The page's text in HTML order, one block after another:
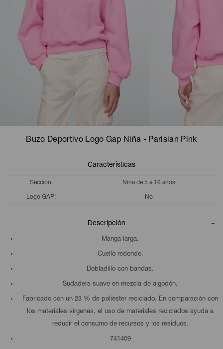
Buzo Deportivo Logo Gap Niña - Parisian Pink
Características
Sección Niña de 5 a 16 años
Logo GAP No
Descripción
Manga larga.
Cuello redondo.
Dobladillo con bandas.
Sudadera suave en mezcla de algodón.
Fabricado con un 23 % de poliéster reciclado. En comparación con
los materiales vírgenes, el uso de materiales reciclados ayuda a
reducir el consumo de recursos y los residuos.
741409
Camperas
Musculosas
Shorts
Vestidos y polleras
Calzas
Camperas
Chalecos
Shorts
Camperas
Chalecos
Ropa interior
Camperas
Pijamas
Sets
Sets